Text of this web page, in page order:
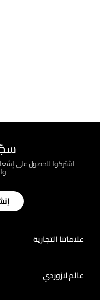
اشتركوا للحصول على
علاماتنا التجارية
عالم لازوردي